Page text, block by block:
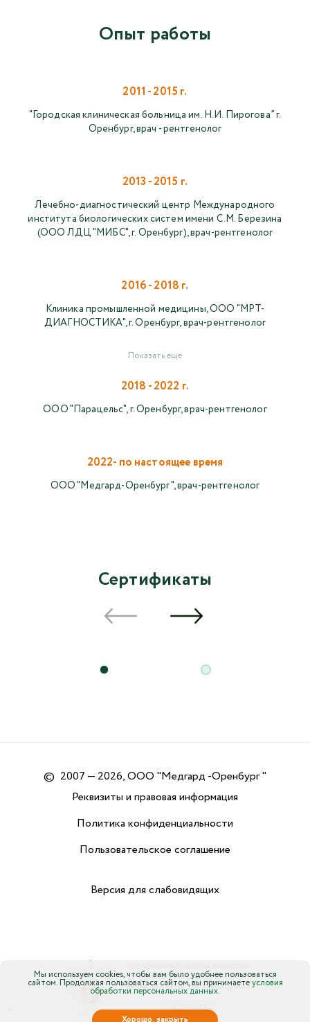
Опыт работы
2011 - 2015 г.
“Городская клиническая больница им. Н.И. Пирогова” г.
Оренбург, врач - рентгенолог
2013 - 2015 г.
Лечебно-диагностический центр Международного
института биологических систем имени С.М. Березина
(ООО ЛДЦ "МИБС", г. Оренбург), врач-рентгенолог
2016 - 2018 г.
Клиника промышленной медицины, ООО "МРТ-
ДИАГНОСТИКА", г. Оренбург, врач-рентгенолог
Показать еще
2018 - 2022 г.
ООО "Парацельс", г. Оренбург, врач-рентгенолог
2022- по настоящее время
ООО "Медгард-Оренбург", врач-рентгенолог
Сертификаты
© 2007 — 2026, ООО "Медгард -Оренбург "
Реквизиты и правовая информация
Политика конфиденциальности
Пользовательское соглашение
Версия для слабовидящих
Мы используем cookies, чтобы вам было удобнее пользоваться
сайтом. Продолжая пользоваться сайтом, вы принимаетеусловия
обработки персональных данных.
Хорошо, закрыть